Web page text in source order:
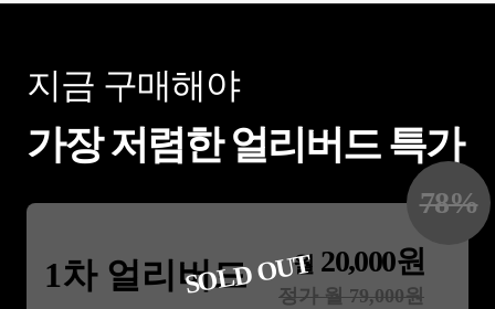
지금 구매해야
가장 저렴한 얼리버드 특가
1차 얼리버드 월 20,000원
정가 월79,000원
78%
SOLD OUT